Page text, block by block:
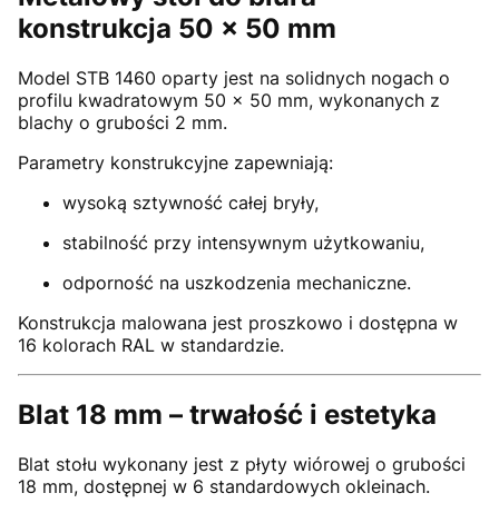
konstrukcja 50 × 50 mm
Model STB 1460 oparty jest na solidnych nogach o
profilu kwadratowym 50 × 50 mm, wykonanych z
blachy o grubości 2 mm.
Parametry konstrukcyjne zapewniają:
wysoką sztywność całej bryły,
stabilność przy intensywnym użytkowaniu,
odporność na uszkodzenia mechaniczne.
Konstrukcja malowana jest proszkowo i dostępna w
16 kolorach RAL w standardzie.
Blat 18 mm – trwałość i estetyka
Blat stołu wykonany jest z płyty wiórowej o grubości
18 mm, dostępnej w 6 standardowych okleinach.